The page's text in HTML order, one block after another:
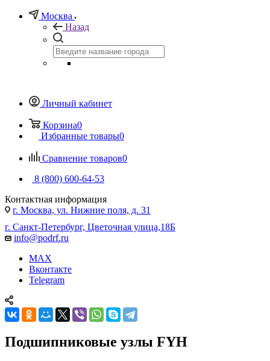
Москва
Назад
Личный кабинет
Корзина0
Избранные товары0
Сравнение товаров0
8 (800) 600-64-53
Контактная информация
г. Москва, ул. Нижние поля, д. 31
г. Санкт-Петербург, Цветочная улица,18Б
info@podrf.ru
MAX
Вконтакте
Telegram
Подшипниковые узлы FYH